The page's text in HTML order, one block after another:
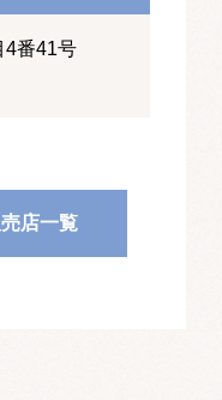
4番41号
店一覧